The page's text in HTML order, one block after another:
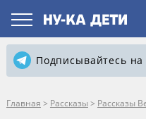
Подписывайтесь
Главная > Рассказы > Рассказы